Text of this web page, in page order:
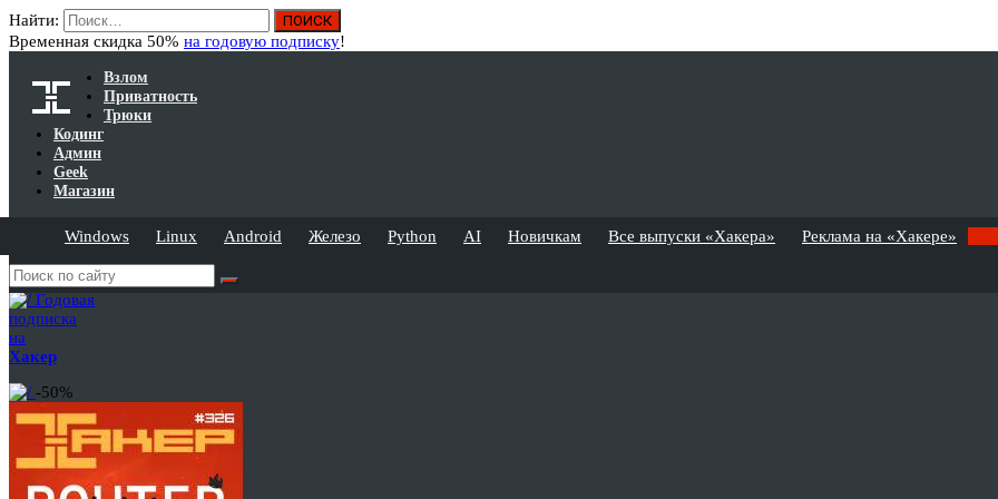
Найти:
Временная скидка 50% на годовую подписку!
Взлом
Приватность
Трюки
Кодинг
Админ
Geek
Магазин
Windows Linux Android Железо Python AI Новичкам Все выпуски «Хакера» Реклама на «Хакере»
Годовая
подписка
на
Хакер
-50%